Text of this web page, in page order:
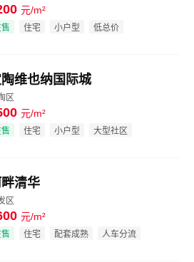
元/m²
住宅 小户型 低总价
维也纳国际城
区
元/m²
住宅 小户型 大型社区
清华
区
元/m²
住宅 配套成熟 人车分流